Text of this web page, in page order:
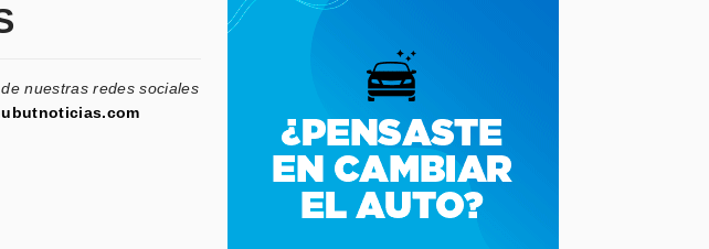
nuestras redes sociales